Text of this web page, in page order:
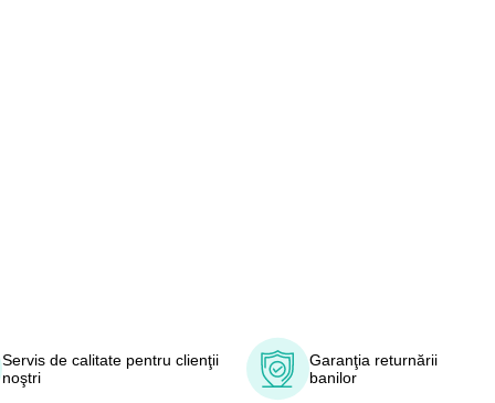
Servis de calitate pentru clienţii
noştri
Garanţia returnării
banilor